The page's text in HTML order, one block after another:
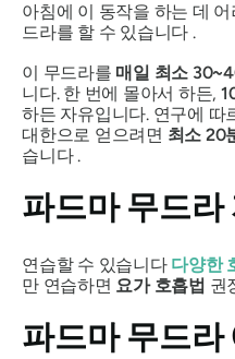
아침에 이 동작을 하는 데
드라를 할 수 있습니다 .
이 무드라를 매일 최소
니다. 한 번에 몰아서 하든,
하든 자유입니다. 연구에 따
대한으로 얻으려면 최소 20
습니다 .
파드마 무드라
연습할 수 있습니다 다양한
만 연습하면 요가 호흡법 권
파드마 무드라